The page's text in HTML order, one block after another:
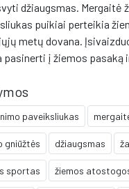
džiaugsmas. Mergaitė
puikiai perteikia
metų dovana.
pasinerti į žiemos
paveiksliukas
gniūžtės džiaugsmas
sportas žiemos